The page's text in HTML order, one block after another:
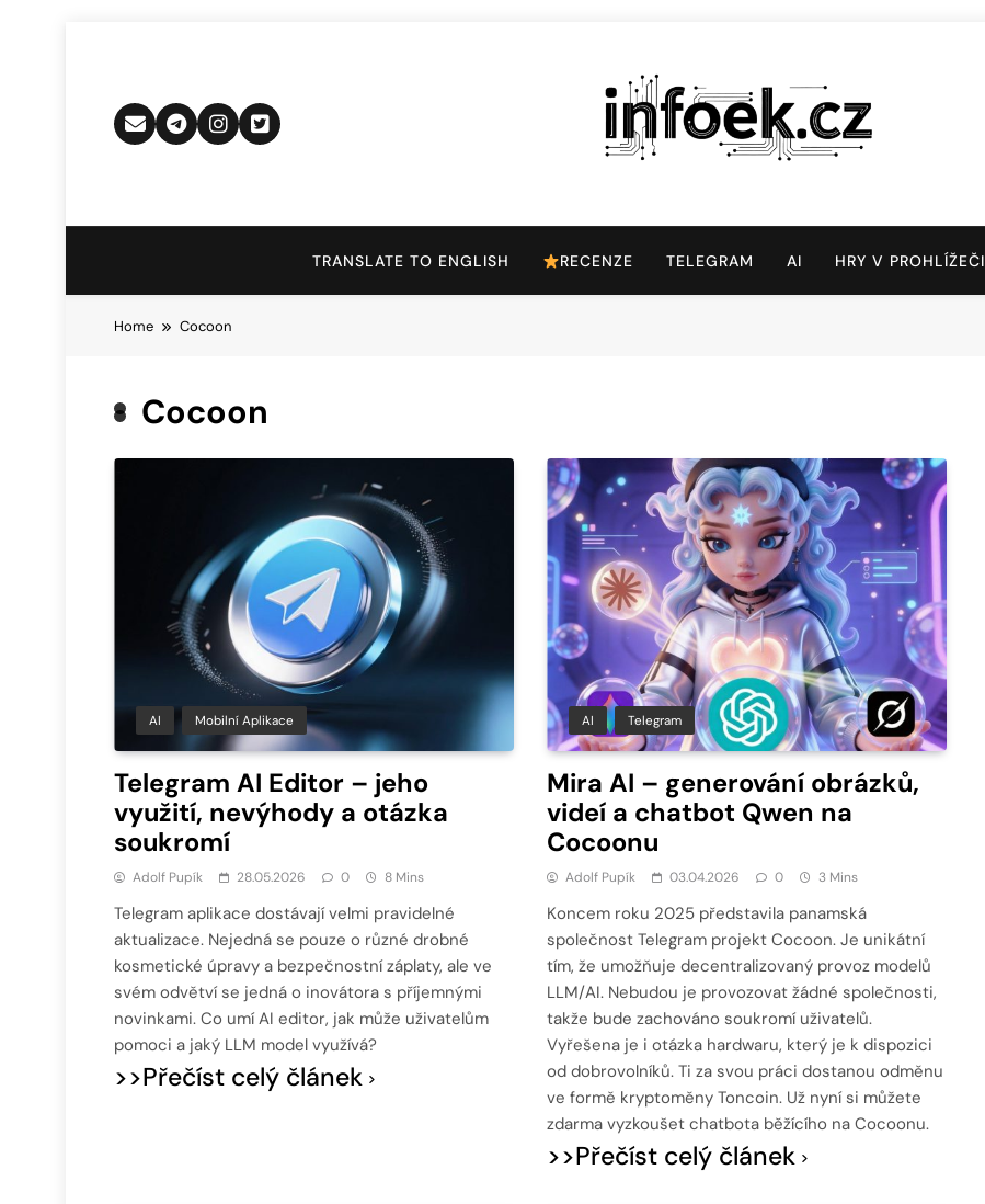
Infoek.cz
TRANSLATE TO ENGLISH RECENZE TELEGRAM AI HRY V PROHLÍŽEČI
Home Cocoon
Cocoon
AI Mobilní Aplikace
Telegram AI Editor – jeho
využití, nevýhody a otázka
soukromí
Adolf Pupík 28.05.2026 0 8 Mins
Telegram aplikace dostávají velmi pravidelné
aktualizace. Nejedná se pouze o různé drobné
kosmetické úpravy a bezpečnostní záplaty, ale ve
svém odvětví se jedná o inovátora s příjemnými
novinkami. Co umí AI editor, jak může uživatelům
pomoci a jaký LLM model využívá?
>>Přečíst celý článek
AI Telegram
Mira AI – generování obrázků,
videí a chatbot Qwen na
Cocoonu
Adolf Pupík 03.04.2026 0 3 Mins
Koncem roku 2025 představila panamská
společnost Telegram projekt Cocoon. Je unikátní
tím, že umožňuje decentralizovaný provoz modelů
LLM/AI. Nebudou je provozovat žádné společnosti,
takže bude zachováno soukromí uživatelů.
Vyřešena je i otázka hardwaru, který je k dispozici
od dobrovolníků. Ti za svou práci dostanou odměnu
ve formě kryptoměny Toncoin. Už nyní si můžete
zdarma vyzkoušet chatbota běžícího na Cocoonu.
>>Přečíst celý článek